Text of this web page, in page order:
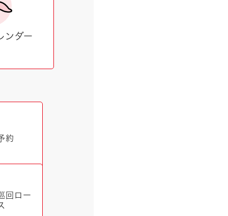
ンダー
約
回ロー